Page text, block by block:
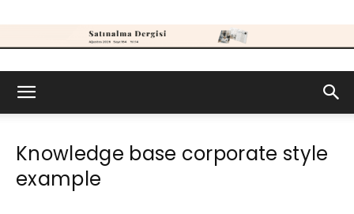
Dergisi
Knowledge base corporate style
example